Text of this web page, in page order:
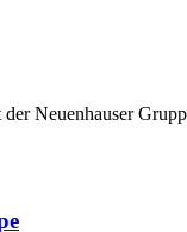
Neuenhauser